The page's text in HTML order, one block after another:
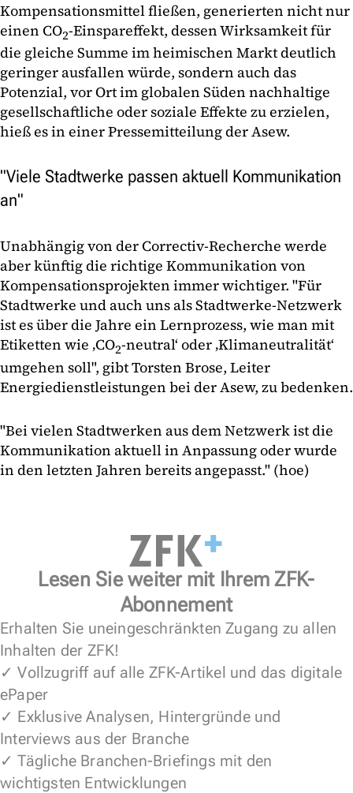
Kompensationsmittel fließen, generierten nicht nur
einen CO2-Einspareffekt, dessen Wirksamkeit für
die gleiche Summe im heimischen Markt deutlich
geringer ausfallen würde, sondern auch das
Potenzial, vor Ort im globalen Süden nachhaltige
gesellschaftliche oder soziale Effekte zu erzielen,
hieß es in einer Pressemitteilung der Asew.
"Viele Stadtwerke passen aktuell Kommunikation
an"
Unabhängig von der Correctiv-Recherche werde
aber künftig die richtige Kommunikation von
Kompensationsprojekten immer wichtiger. "Für
Stadtwerke und auch uns als Stadtwerke-Netzwerk
ist es über die Jahre ein Lernprozess, wie man mit
Etiketten wie ‚CO2-neutral‘ oder ‚Klimaneutralität‘
umgehen soll", gibt Torsten Brose, Leiter
Energiedienstleistungen bei der Asew, zu bedenken.
"Bei vielen Stadtwerken aus dem Netzwerk ist die
Kommunikation aktuell in Anpassung oder wurde
in den letzten Jahren bereits angepasst." (hoe)
Lesen Sie weiter mit Ihrem ZFK-
Abonnement
Erhalten Sie uneingeschränkten Zugang zu allen
Inhalten der ZFK!
✓ Vollzugriff auf alle ZFK-Artikel und das digitale
ePaper
✓ Exklusive Analysen, Hintergründe und
Interviews aus der Branche
✓ Tägliche Branchen-Briefings mit den
wichtigsten Entwicklungen